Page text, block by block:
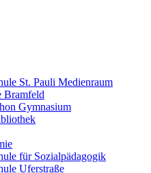
St. Pauli Medienraum
Bramfeld
Gymnasium
für Sozialpädagogik
Uferstraße